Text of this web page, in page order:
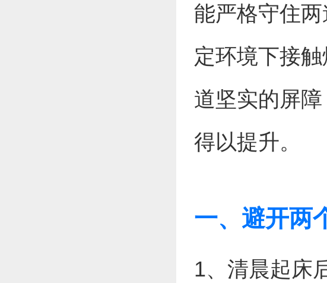
能严格守住
定环境下接
道坚实的屏
得以提升。
一、避开两
1、清晨起床